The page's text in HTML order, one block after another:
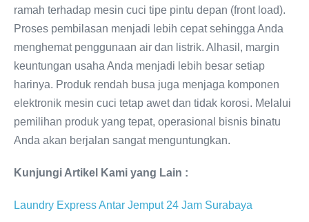
ramah terhadap mesin cuci tipe pintu depan (front load).
Proses pembilasan menjadi lebih cepat sehingga Anda
menghemat penggunaan air dan listrik. Alhasil, margin
keuntungan usaha Anda menjadi lebih besar setiap
harinya. Produk rendah busa juga menjaga komponen
elektronik mesin cuci tetap awet dan tidak korosi. Melalui
pemilihan produk yang tepat, operasional bisnis binatu
Anda akan berjalan sangat menguntungkan.
Kunjungi Artikel Kami yang Lain :
Laundry Express Antar Jemput 24 Jam Surabaya